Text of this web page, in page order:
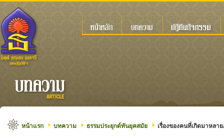
หน้าแรก บทความ ธรรมประยุกต์ทันยุคสมัย เรื่องของคนที่เกิดมาหลา